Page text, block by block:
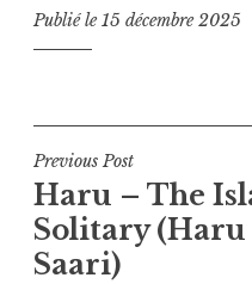
Publié le15 décembre 2025
Navigation
de
l’article
Previous Post
Haru – The
Solitary
Saari)